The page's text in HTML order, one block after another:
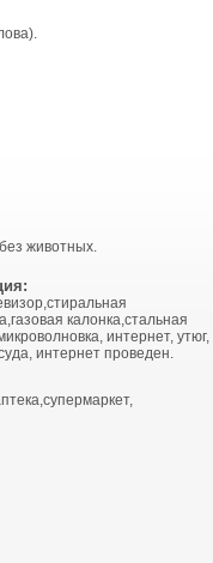
без животных.
калонка,стальная
интернет, утюг,
интернет проведен.